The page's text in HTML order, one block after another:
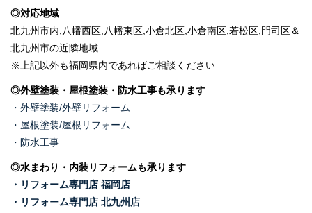
◎対応地域
北九州市内,八幡西区,八幡東区,小倉北区,小倉南区,若松区,門司区＆
北九州市の近隣地域
※上記以外も福岡県内であればご相談ください
◎外壁塗装・屋根塗装・防水工事も承ります
・外壁塗装/外壁リフォーム
・屋根塗装/屋根リフォーム
・防水工事
◎水まわり・内装リフォームも承ります
・リフォーム専門店 福岡店
・リフォーム専門店 北九州店